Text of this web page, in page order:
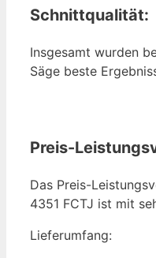
Schnittqualität:
Insgesamt wurden
Säge beste
Preis-
Das Preis-
4351 FCTJ ist mit
Lieferumfang: